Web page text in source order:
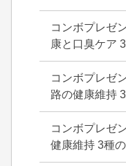
コンボプレゼ
康と口臭ケア
コンボプレゼ
路の健康維持
コンボプレゼ
健康維持 3種